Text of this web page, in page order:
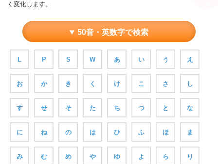
く変化します。
50音・英数字で検索
L P S W あ い う え
お か き く け こ さ し
す せ そ た ち つ と な
に ね の は ひ ふ ほ ま
み む め や ゆ よ ら り